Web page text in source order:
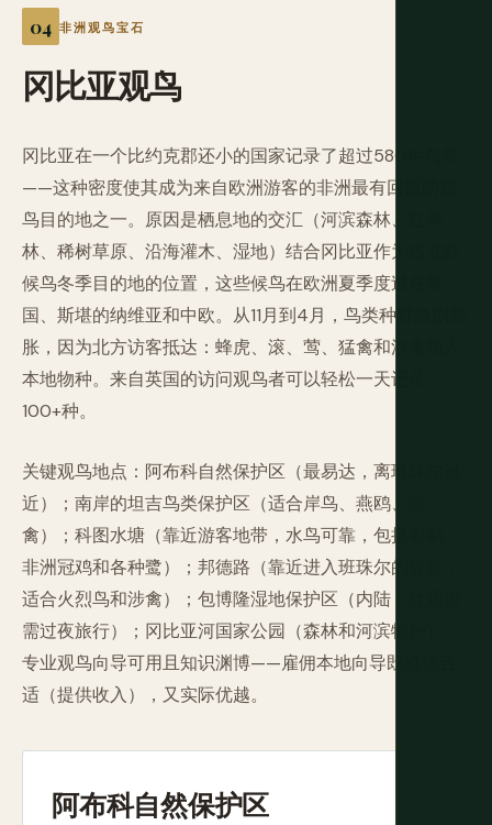
非洲观鸟宝石
冈比亚观鸟
冈比亚在一个比约克郡还小的国家记录了超过580种鸟类
——这种密度使其成为来自欧洲游客的非洲最有回报的观
鸟目的地之一。原因是栖息地的交汇（河滨森林、红树
林、稀树草原、沿海灌木、湿地）结合冈比亚作为古北欧
候鸟冬季目的地的位置，这些候鸟在欧洲夏季度过在英
国、斯堪的纳维亚和中欧。从11月到4月，鸟类种群急剧膨
胀，因为北方访客抵达：蜂虎、滚、莺、猛禽和涉禽加入
本地物种。来自英国的访问观鸟者可以轻松一天记录
100+种。
关键观鸟地点：阿布科自然保护区（最易达，离班珠尔最
近）；南岸的坦吉鸟类保护区（适合岸鸟、燕鸥、涉
禽）；科图水塘（靠近游客地带，水鸟可靠，包括彩鹬、
非洲冠鸡和各种鹭）；邦德路（靠近进入班珠尔的堤道，
适合火烈鸟和涉禽）；包博隆湿地保护区（内陆，壮观但
需过夜旅行）；冈比亚河国家公园（森林和河滨物种）。
专业观鸟向导可用且知识渊博——雇佣本地向导既道德合
适（提供收入），又实际优越。
阿布科自然保护区